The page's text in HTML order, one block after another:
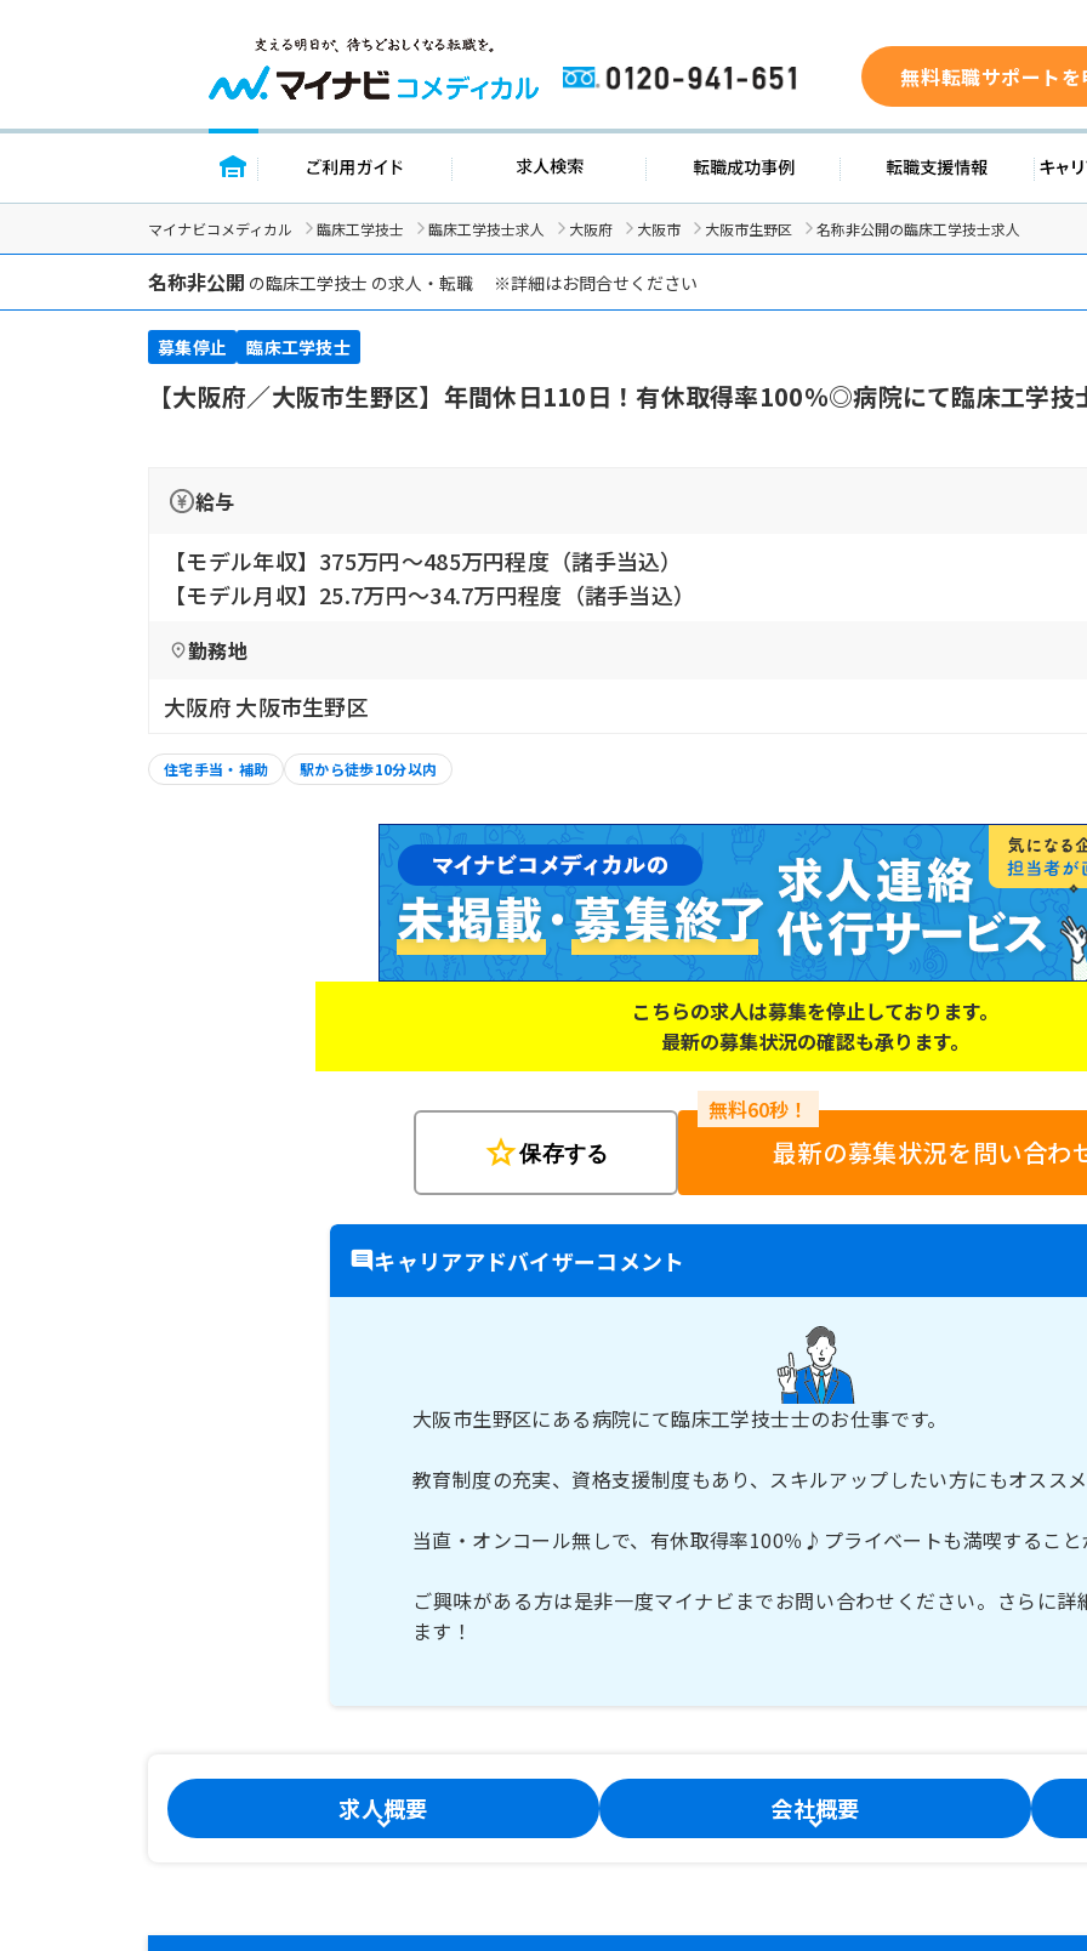
0120-941-651 無料転職サポート
トップページ ご利用ガイド 求人検索 転職成功事例 転職支
マイナビコメディカル 臨床工学技士 臨床工学技士求人 大阪府 大阪市 大阪市生野区 名称非公開の臨床工学技士求人
名称非公開 の臨床工学技士 の求人・転職 ※詳細はお問合せください
募集停止 臨床工学技士
【大阪府／大阪市生野区】年間休日110日！有休取得率100％◎病院にて臨床工学技
給与
【モデル年収】375万円〜485万円程度（諸手当込）
【モデル月収】25.7万円〜34.7万円程度（諸手当込）
勤務地
大阪府 大阪市生野区
住宅手当・補助 駅から徒歩10分以内
こちらの求人は募集を停止しております。
最新の募集状況の確認も承ります。
star保存する 最新の募集状況を問い合わ
キャリアアドバイザーコメント
大阪市生野区にある病院にて臨床工学技士士のお仕事です。
教育制度の充実、資格支援制度もあり、スキルアップしたい方にもオスス
当直・オンコール無しで、有休取得率100％♪プライベートも満喫するこ
ご興味がある方は是非一度マイナビまでお問い合わせください。さらに詳
ます！
求人概要 会社概要